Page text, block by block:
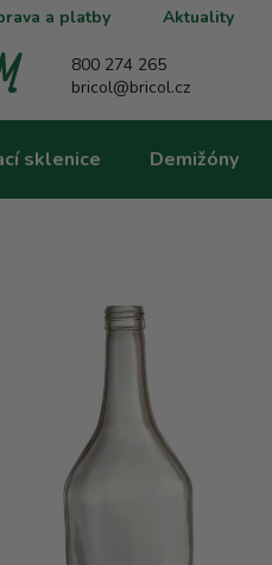
a platby Aktuality
800 274 265
bricol@bricol.cz
sklenice Demižóny